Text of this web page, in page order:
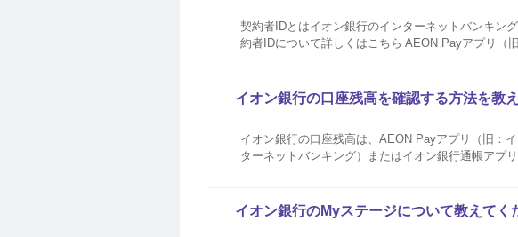
契約者IDとはイオン銀行のインターネットバンキン
約者IDについて詳しくはこちら AEON Payアプリ（
イオン銀行の口座残高を確認する方法を教
イオン銀行の口座残高は、AEON Payアプリ（旧：
ターネットバンキング）またはイオン銀行通帳アプ
イオン銀行のMyステージについて教えてく